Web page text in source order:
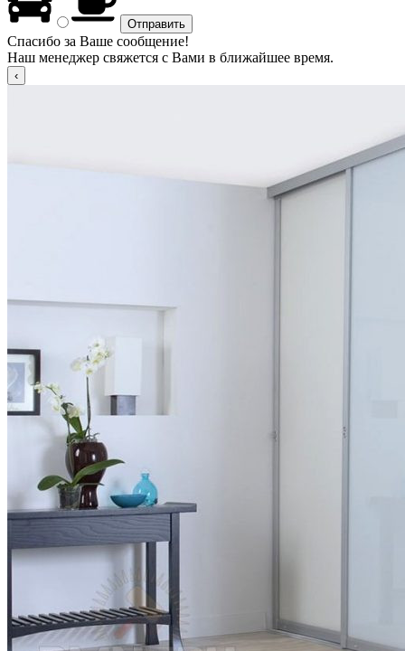
Спасибо за Ваше сообщение!
Наш менеджер свяжется с Вами в ближайшее время.